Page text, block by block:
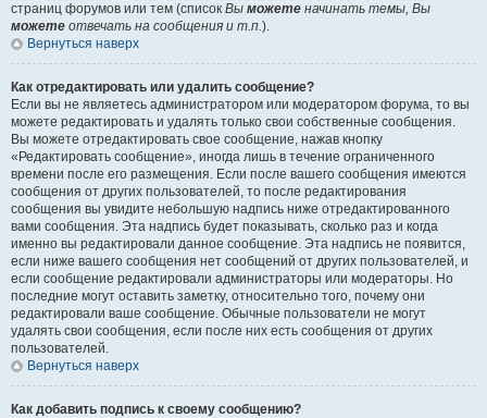
страниц форумов или тем (список Вы можете начинать темы, Вы
можете отвечать на сообщения и т.п.).
Вернуться наверх
Как отредактировать или удалить сообщение?
Если вы не являетесь администратором или модератором форума, то вы
можете редактировать и удалять только свои собственные сообщения.
Вы можете отредактировать свое сообщение, нажав кнопку
«Редактировать сообщение», иногда лишь в течение ограниченного
времени после его размещения. Если после вашего сообщения имеются
сообщения от других пользователей, то после редактирования
сообщения вы увидите небольшую надпись ниже отредактированного
вами сообщения. Эта надпись будет показывать, сколько раз и когда
именно вы редактировали данное сообщение. Эта надпись не появится,
если ниже вашего сообщения нет сообщений от других пользователей, и
если сообщение редактировали администраторы или модераторы. Но
последние могут оставить заметку, относительно того, почему они
редактировали ваше сообщение. Обычные пользователи не могут
удалять свои сообщения, если после них есть сообщения от других
пользователей.
Вернуться наверх
Как добавить подпись к своему сообщению?